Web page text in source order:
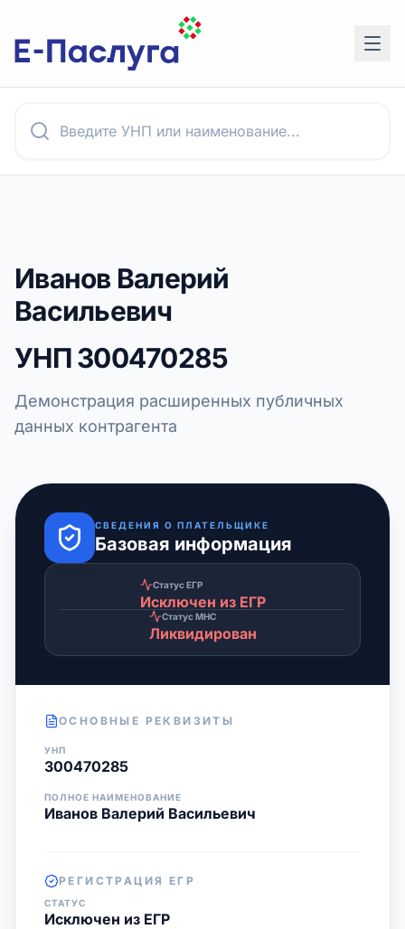
Иванов Валерий
Васильевич
УНП300470285
Демонстрация расширенных публичных
данных контрагента
СВЕДЕНИЯ О ПЛАТЕЛЬЩИКЕ
Базовая информация
Статус ЕГР
Исключен из ЕГР
Статус МНС
Ликвидирован
ОСНОВНЫЕ РЕКВИЗИТЫ
УНП
300470285
ПОЛНОЕ НАИМЕНОВАНИЕ
Иванов Валерий Васильевич
РЕГИСТРАЦИЯ ЕГР
СТАТУС
Исключен из ЕГР